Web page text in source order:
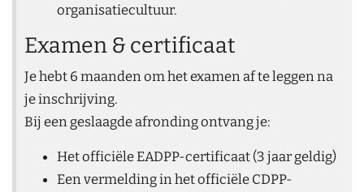
organisatiecultuur.
Examen & certificaat
Je hebt 6 maanden om het examen af te leggen na
je inschrijving.
Bij een geslaagde afronding ontvang je:
Het officiële EADPP-certificaat (3 jaar geldig)
Een vermelding in het officiële CDPP-